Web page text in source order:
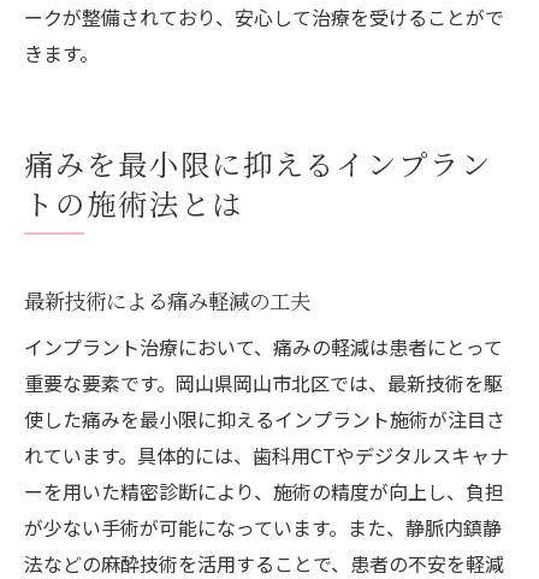
ークが整備されており、安心して治療を受けることがで
きます。
痛みを最小限に抑えるインプラン
トの施術法とは
最新技術による痛み軽減の工夫
インプラント治療において、痛みの軽減は患者にとって
重要な要素です。岡山県岡山市北区では、最新技術を駆
使した痛みを最小限に抑えるインプラント施術が注目さ
れています。具体的には、歯科用CTやデジタルスキャナ
ーを用いた精密診断により、施術の精度が向上し、負担
が少ない手術が可能になっています。また、静脈内鎮静
法などの麻酔技術を活用することで、患者の不安を軽減